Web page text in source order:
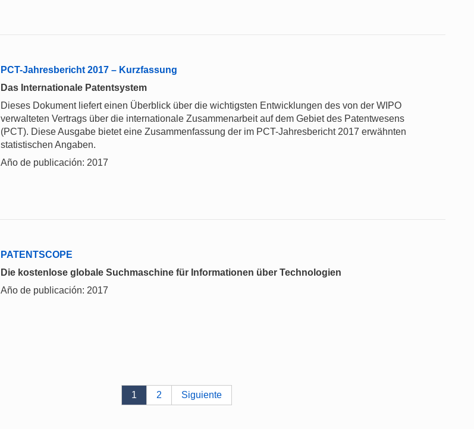
PCT-Jahresbericht 2017 – Kurzfassung
Das Internationale Patentsystem
Dieses Dokument liefert einen Überblick über die wichtigsten Entwicklungen des von der WIPO
verwalteten Vertrags über die internationale Zusammenarbeit auf dem Gebiet des Patentwesens
(PCT). Diese Ausgabe bietet eine Zusammenfassung der im PCT-Jahresbericht 2017 erwähnten
statistischen Angaben.
Año de publicación: 2017
PATENTSCOPE
Die kostenlose globale Suchmaschine für Informationen über Technologien
Año de publicación: 2017
1 2 Siguiente